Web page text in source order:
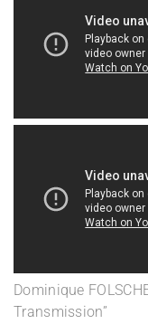
Dominique
Transmission”